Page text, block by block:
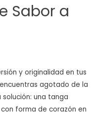
Sabor a
y originalidad en tus
agotado de la
una tanga
forma de corazón en